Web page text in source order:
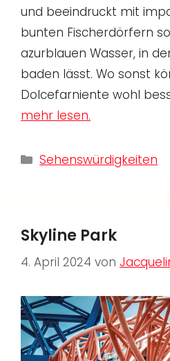
und beeindruckt mit
bunten Fischerdörfern
azurblauen Wasser, in
baden lässt. Wo sonst
Dolcefarniente wohl
mehr lesen.
Kategorien
Sehenswürdigkeiten
Skyline Park
4. April 2024 von